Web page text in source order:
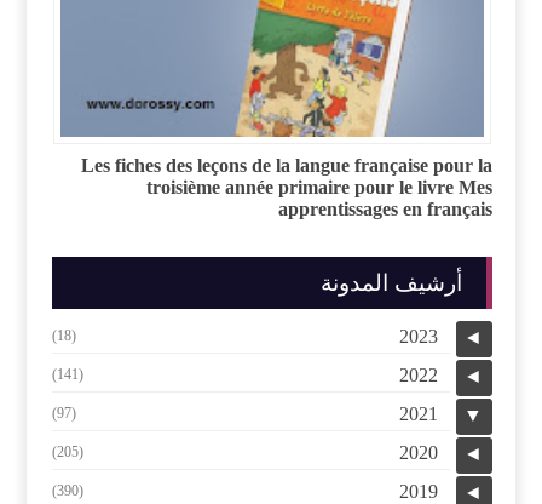
Les fiches des leçons de la langue française pour la
troisième année primaire pour le livre Mes
apprentissages en français
أرشيف المدونة
◄
2023
(18)
◄
2022
(141)
▼
2021
(97)
◄
2020
(205)
◄
2019
(390)